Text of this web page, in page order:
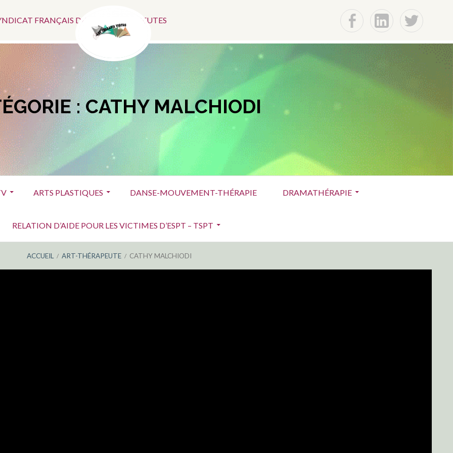
FRANÇAIS DES ART-THÉRAPEUTES
Social
f Lin t
:CATHY MALCHIODI
ARTS PLASTIQUES DANSE-MOUVEMENT-THÉRAPIE DRAMATHÉRAPIE
RELATION D’AIDE POUR LES VICTIMES D’ESPT – TSPT
ACCUEIL ART-THÉRAPEUTE CATHY MALCHIODI